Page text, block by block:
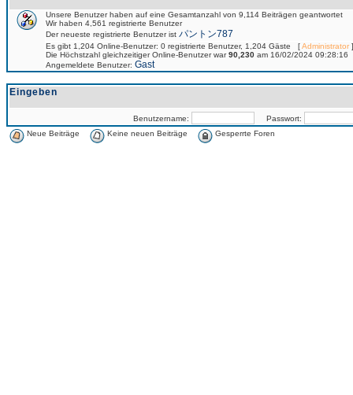
Unsere Benutzer haben auf eine Gesamtanzahl von 9,114 Beiträgen geantwortet
Wir haben 4,561 registrierte Benutzer
Der neueste registrierte Benutzer ist パントン787
Es gibt 1,204 Online-Benutzer: 0 registrierte Benutzer, 1,204 Gäste [Administrator
Die Höchstzahl gleichzeitiger Online-Benutzer war90,230 am 16/02/2024 09:28:16
Angemeldete Benutzer: Gast
Eingeben
Benutzername:
Passwort:
Neue Beiträge
Keine neuen Beiträge Gesperrte Foren